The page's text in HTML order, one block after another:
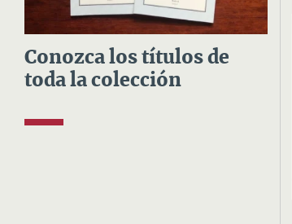
Conozca los títulos de
toda la colección